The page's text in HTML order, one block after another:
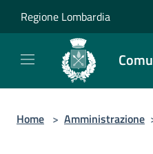
Regione Lombardia
Home > Amministrazione